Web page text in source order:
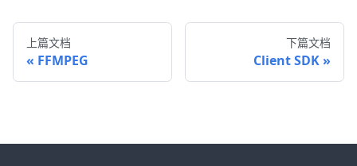
上篇文档
FFMPEG
下篇文档
Client SDK